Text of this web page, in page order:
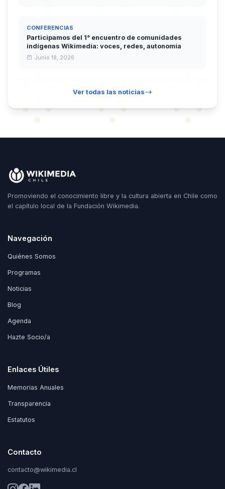
CONFERENCIAS
Participamos del 1° encuentro de comunidades
indígenas Wikimedia: voces, redes, autonomía
Junio 18, 2026
Ver todas las noticias
Promoviendo el conocimiento libre y la cultura abierta en Chile como
el capítulo local de la Fundación Wikimedia.
Navegación
Quiénes Somos
Programas
Noticias
Blog
Agenda
Hazte Socio/a
Enlaces Útiles
Memorias Anuales
Transparencia
Estatutos
Contacto
contacto@wikimedia.cl